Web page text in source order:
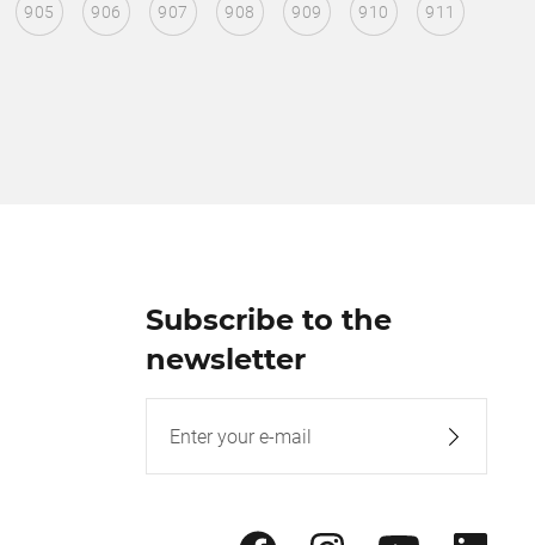
905 906 907 908 909 910 911
Subscribe to the
newsletter